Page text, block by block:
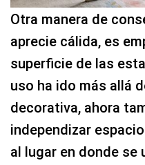
Otra manera de
aprecie cálida, es
superficie de las
uso ha ido más allá
decorativa, ahora
independizar
al lugar en donde se